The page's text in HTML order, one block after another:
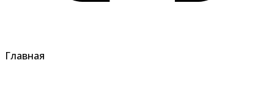
Главная